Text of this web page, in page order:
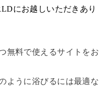
にお越しいただきあり
無料で使えるサイトをお
ように浴びるには最適な